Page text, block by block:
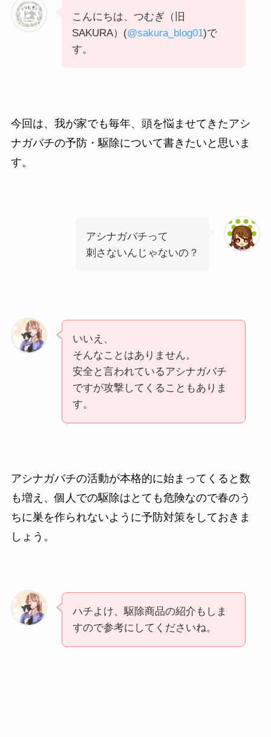
こんにちは、つむぎ（旧
SAKURA）(@sakura_blog01)で
す。
今回は、我が家でも毎年、頭を悩ませてきたアシ
ナガバチの予防・駆除について書きたいと思いま
す。
アシナガバチって
刺さないんじゃないの？
いいえ、
そんなことはありません。
安全と言われているアシナガバチ
ですが攻撃してくることもありま
す。
アシナガバチの活動が本格的に始まってくると数
も増え、個人での駆除はとても危険なので春のう
ちに巣を作られないように予防対策をしておきま
しょう。
ハチよけ、駆除商品の紹介もしま
すので参考にしてくださいね。